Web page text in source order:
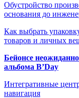
Обустройство
основания до
Как выбрать
товаров и личных
Бейонсе
альбома B’Day
Интегративные
навигация